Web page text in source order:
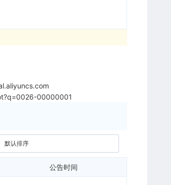
00000001
公告时间